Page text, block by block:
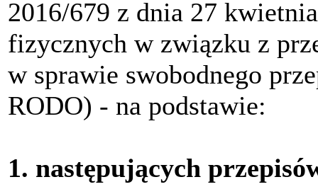
2016/679 z dnia 27
fizycznych w związku z
w sprawie swobodnego
RODO) - na podstawie:
1. następujących